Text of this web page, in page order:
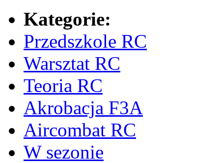
Kategorie:
Przedszkole RC
Warsztat RC
Teoria RC
Akrobacja F3A
Aircombat RC
W sezonie